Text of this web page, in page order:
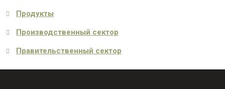
Продукты
Производственный сектор
Правительственный сектор